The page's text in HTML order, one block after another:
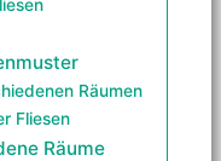
Räumen
Fliesen
Räume